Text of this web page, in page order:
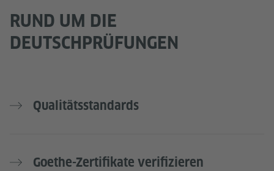
RUND UM DIE
DEUTSCHPRÜFUNGEN
Qualitätsstandards
Goethe-Zertifikate verifizieren